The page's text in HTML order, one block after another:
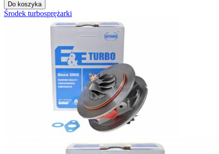
Do koszyka
Środek turbosprężarki